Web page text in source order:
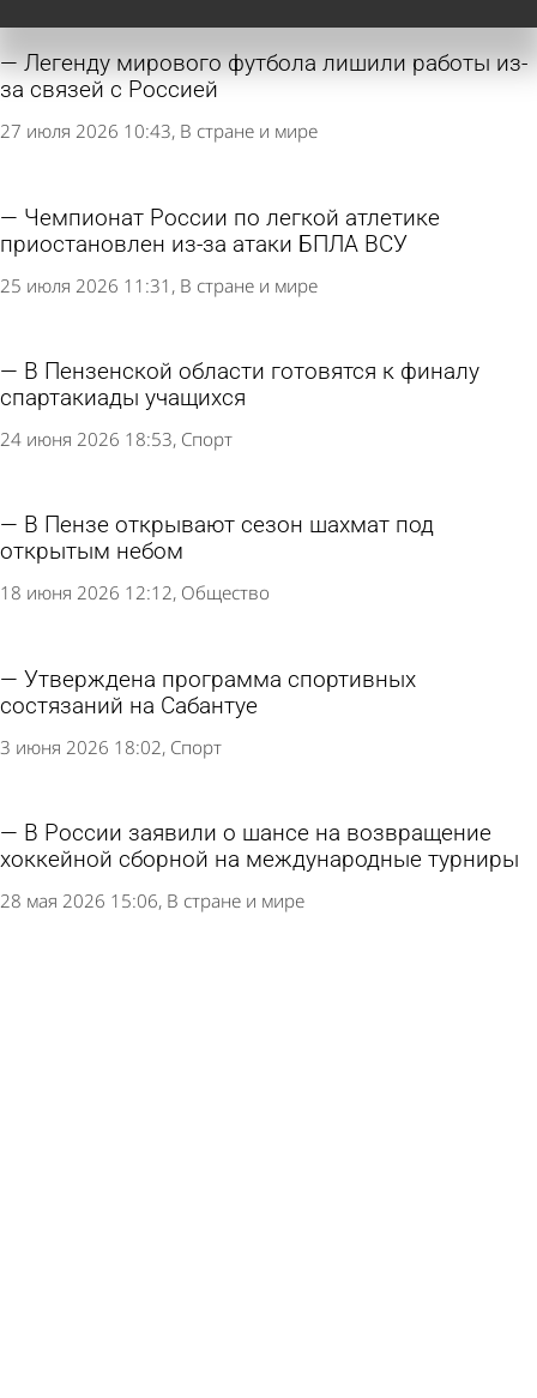
Легенду мирового футбола лишили работы из-
за связей с Россией
27 июля 2026 10:43 В стране и мире
Чемпионат России по легкой атлетике
приостановлен из-за атаки БПЛА ВСУ
25 июля 2026 11:31 В стране и мире
В Пензенской области готовятся к финалу
спартакиады учащихся
24 июня 2026 18:53 Спорт
В Пензе открывают сезон шахмат под
открытым небом
18 июня 2026 12:12 Общество
Утверждена программа спортивных
состязаний на Сабантуе
3 июня 2026 18:02 Спорт
В России заявили о шансе на возвращение
хоккейной сборной на международные турниры
28 мая 2026 15:06 В стране и мире